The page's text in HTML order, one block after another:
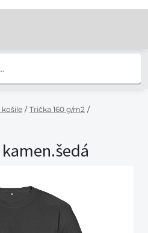
košile / Trička 160 g/m2 /
kamen.šedá